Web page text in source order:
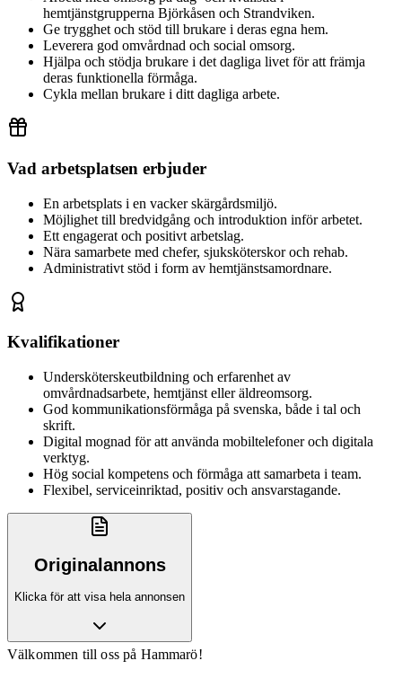
hemtjänstgrupperna Björkåsen och Strandviken.
Ge trygghet och stöd till brukare i deras egna hem.
Leverera god omvårdnad och social omsorg.
Hjälpa och stödja brukare i det dagliga livet för att främja
deras funktionella förmåga.
Cykla mellan brukare i ditt dagliga arbete.
Vad arbetsplatsen erbjuder
En arbetsplats i en vacker skärgårdsmiljö.
Möjlighet till bredvidgång och introduktion inför arbetet.
Ett engagerat och positivt arbetslag.
Nära samarbete med chefer, sjuksköterskor och rehab.
Administrativt stöd i form av hemtjänstsamordnare.
Kvalifikationer
Undersköterskeutbildning och erfarenhet av
omvårdnadsarbete, hemtjänst eller äldreomsorg.
God kommunikationsförmåga på svenska, både i tal och
skrift.
Digital mognad för att använda mobiltelefoner och digitala
verktyg.
Hög social kompetens och förmåga att samarbeta i team.
Flexibel, serviceinriktad, positiv och ansvarstagande.
Originalannons
Klicka för att visa hela annonsen
Välkommen till oss på Hammarö!